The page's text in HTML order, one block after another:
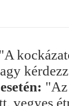
"Az
vegyes